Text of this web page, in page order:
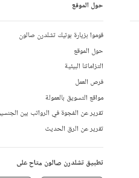
حول الموقع
قوموا بزيارة بوتيك تشلدرن صالون
حول الموقع
التزاماتنا البيئية
فرص العمل
مواقع التسويق بالعمولة
تقرير عن الفجوة في الرواتب بين
تقرير عن الرق الحديث
تطبيق تشلدرن صالون متاح على